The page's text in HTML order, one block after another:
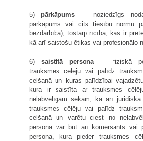
5) pārkāpums — noziedzīgs
pārkāpums vai cits tiesību normu
bezdarbība), tostarp rīcība, kas ir
kā arī saistošu ētikas vai profesionālo
6) saistītā persona— fiziskā
trauksmes cēlēju vai palīdz
celšanā un kuras palīdzībai
kura ir saistīta ar trauksmes
nelabvēlīgām sekām, kā arī
trauksmes cēlēju vai palīdz
celšanā un varētu ciest no
persona var būt arī komersants vai
persona, kura pieder trauksmes